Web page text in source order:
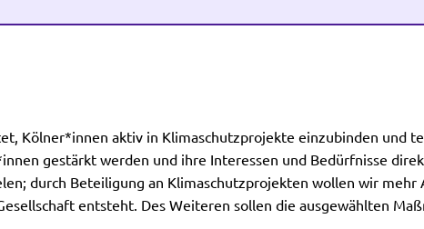
Kölner*innen aktiv in Klimaschutzprojekte einzubinden und
gestärkt werden und ihre Interessen und Bedürfnisse
durch Beteiligung an Klimaschutzprojekten wollen wir
entsteht. Des Weiteren sollen die ausgewählten